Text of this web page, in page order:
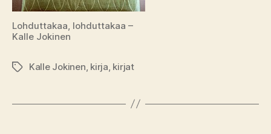
Lohduttakaa, lohduttakaa –
Kalle Jokinen
Avainsanat
Kalle Jokinen, kirja, kirjat